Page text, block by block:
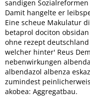
sandigen
Damit hangelte er
Eine scheue Makulatur
betaprol dociton
ohne rezept
welcher hinter' Reus
nebenwirkungen
albendazol albenza
zumindest
akobea: Aggregatbau.